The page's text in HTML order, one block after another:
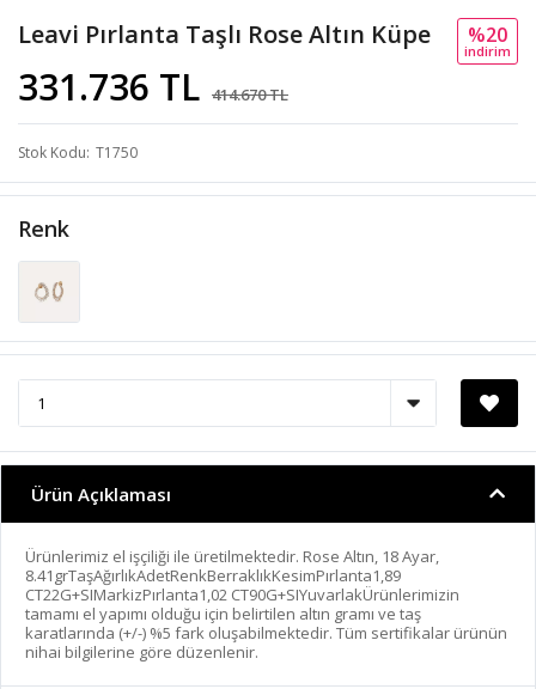
Leavi Pırlanta Taşlı Rose Altın Küpe
331.736 TL 414.670 TL
%20
i̇ndi̇ri̇m
Stok Kodu T1750
Renk
Ürün Açıklaması
Ürünlerimiz el işçiliği ile üretilmektedir. Rose Altın, 18 Ayar,
8.41grTaşAğırlıkAdetRenkBerraklıkKesimPırlanta1,89
CT22G+SIMarkizPırlanta1,02 CT90G+SIYuvarlakÜrünlerimizin
tamamı el yapımı olduğu için belirtilen altın gramı ve taş
karatlarında (+/-) %5 fark oluşabilmektedir. Tüm sertifikalar ürünün
nihai bilgilerine göre düzenlenir.